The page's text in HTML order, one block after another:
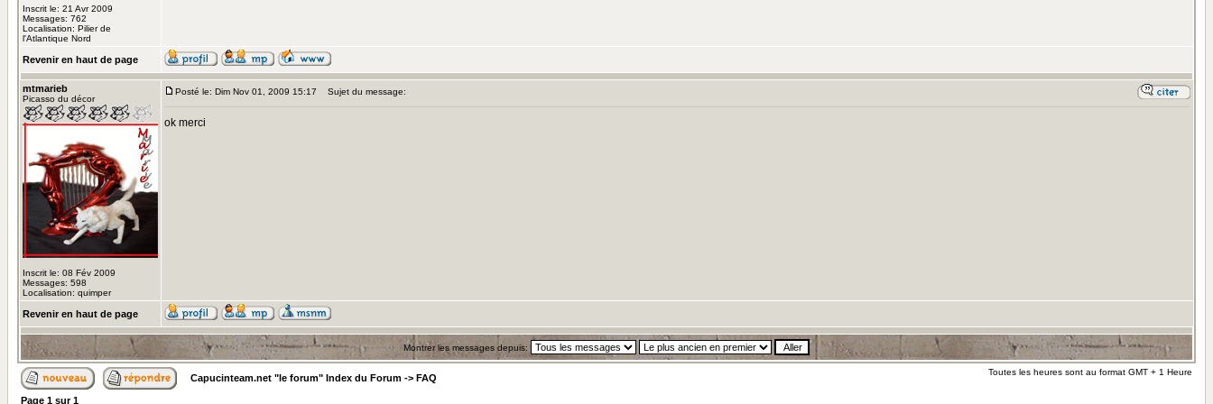
Inscrit le: 21 Avr 2009
Messages: 762
Localisation: Pilier de
l'Atlantique Nord
Revenir en haut de page
mtmarieb
Picasso du décor
Inscrit le: 08 Fév 2009
Messages: 598
Localisation: quimper
Posté le: Dim Nov 01, 2009 15:17 Sujet du message:
ok merci
Revenir en haut de page
Montrer les messages depuis:
Capucinteam.net "le forum" Index du Forum -> FAQ
Toutes les heures sont au format GMT + 1 Heure
Page 1 sur1